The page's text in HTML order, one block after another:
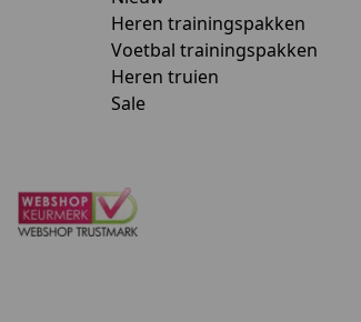
Heren trainingspakken
Voetbal trainingspakken
Heren truien
Sale